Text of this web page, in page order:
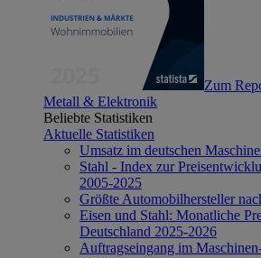
Zum
Metall & Elektronik
Beliebte Statistiken
Aktuelle Statistiken
Umsatz im deutschen
Stahl - Index zur
2005-2025
Größte Automobilhersteller
Eisen und Stahl: Monatliche
Deutschland 2025-2026
Auftragseingang im